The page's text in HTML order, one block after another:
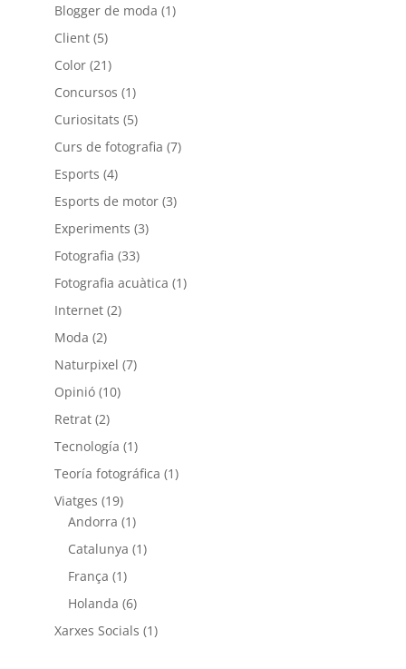
Blogger de moda (1)
Client(5)
Color(21)
Concursos (1)
Curiositats (5)
Curs de fotografia (7)
Esports (4)
Esports de motor(3)
Experiments (3)
Fotografia (33)
Fotografia acuàtica (1)
Internet(2)
Moda (2)
Naturpixel (7)
Opinió(10)
Retrat(2)
Tecnología (1)
Teoría fotográfica (1)
Viatges (19)
Andorra (1)
Catalunya (1)
França (1)
Holanda (6)
Xarxes Socials (1)